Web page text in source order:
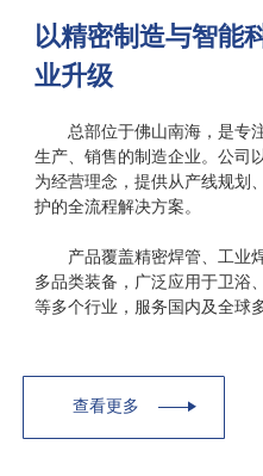
以精密制造与智能
业升级
总部位于佛山南海，是专
生产、销售的制造企业。公司
为经营理念，提供从产线规划
护的全流程解决方案。
产品覆盖精密焊管、工业
多品类装备，广泛应用于卫浴
等多个行业，服务国内及全球
查看更多